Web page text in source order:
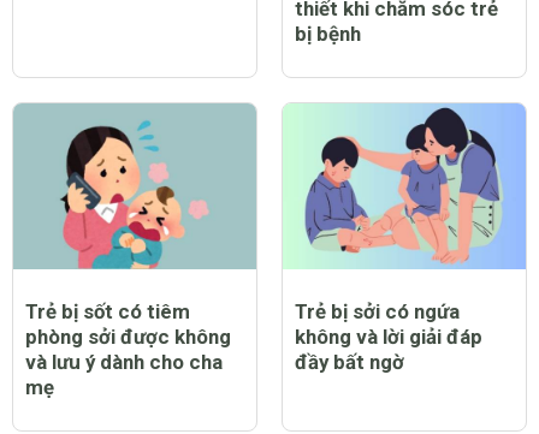
thiết khi chăm sóc trẻ
bị bệnh
Trẻ bị sốt có tiêm
phòng sởi được không
và lưu ý dành cho cha
mẹ
Trẻ bị sởi có ngứa
không và lời giải đáp
đầy bất ngờ